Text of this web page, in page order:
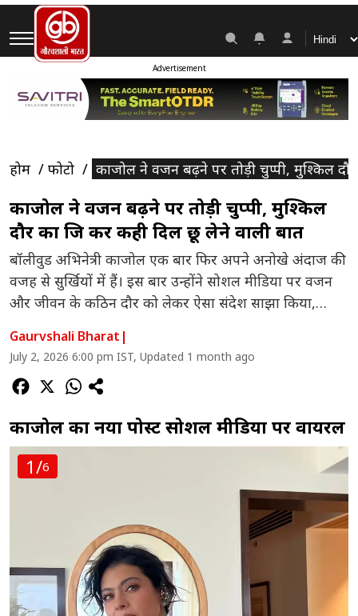
Advertisement
होम फोटो काजोल ने वजन बढ़ने पर तोड़ी चुप्पी, मुश्किल
काजोल ने वजन बढ़ने पर तोड़ी चुप्पी, मुश्किल
दौर का जिक्र कर कही दिल छू लेने वाली बात
बॉलीवुड अभिनेत्री काजोल एक बार फिर अपने अनोखे अंदाज की
वजह से सुर्खियों में हैं। इस बार उन्होंने सोशल मीडिया पर वजन
और जीवन के कठिन दौर को लेकर ऐसा संदेश साझा किया,
अंदाज की लोग खूब तारीफ कर रहे हैं।
Gaurvshali Bharat |
July 2, 2026 6:00 pm IST, Updated 1 month ago
काजोल का नया पोस्ट सोशल मीडिया पर वायरल
1/6